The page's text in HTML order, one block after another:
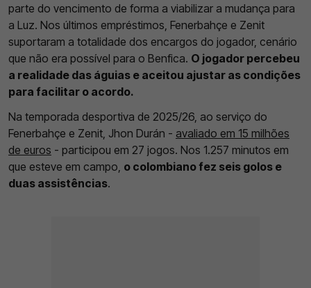
parte do vencimento de forma a viabilizar a mudança para
a Luz. Nos últimos empréstimos, Fenerbahçe e Zenit
suportaram a totalidade dos encargos do jogador, cenário
que não era possível para o Benfica. O jogador percebeu
a realidade das águias e aceitou ajustar as condições
para facilitar o acordo.
Na temporada desportiva de 2025/26, ao serviço do
Fenerbahçe e Zenit, Jhon Durán - avaliado em 15 milhões
de euros - participou em 27 jogos. Nos 1.257 minutos em
que esteve em campo, o colombiano fez seis golos e
duas assistências.